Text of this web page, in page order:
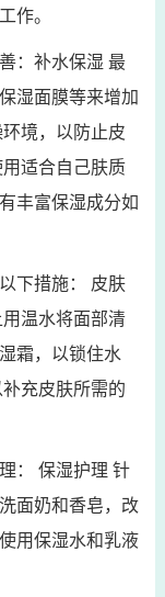
作。
：补水保湿 最
湿面膜等来增加
境，以防止皮
适合自己肤质
丰富保湿成分如
下措施： 皮肤
温水将面部清
霜，以锁住水
充皮肤所需的
： 保湿护理 针
面奶和香皂，改
用保湿水和乳液